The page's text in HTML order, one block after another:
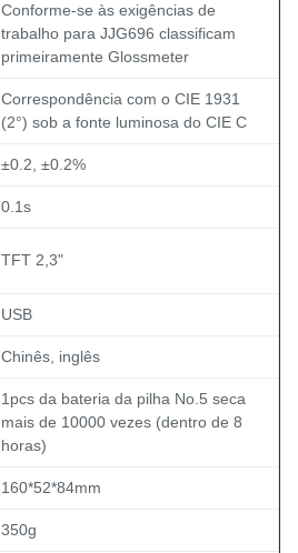
Conforme-se às exigências de
trabalho para JJG696 classificam
primeiramente Glossmeter
Correspondência com o CIE 1931
(2°) sob a fonte luminosa do CIE C
±0.2, ±0.2%
0.1s
TFT 2,3"
USB
Chinês, inglês
1pcs da bateria da pilha No.5 seca
mais de 10000 vezes (dentro de 8
horas)
160*52*84mm
350g